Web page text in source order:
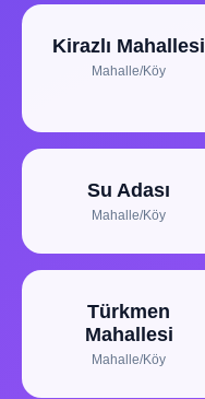
Kirazlı Mahallesi
Mahalle/Köy
Su Adası
Mahalle/Köy
Türkmen
Mahallesi
Mahalle/Köy